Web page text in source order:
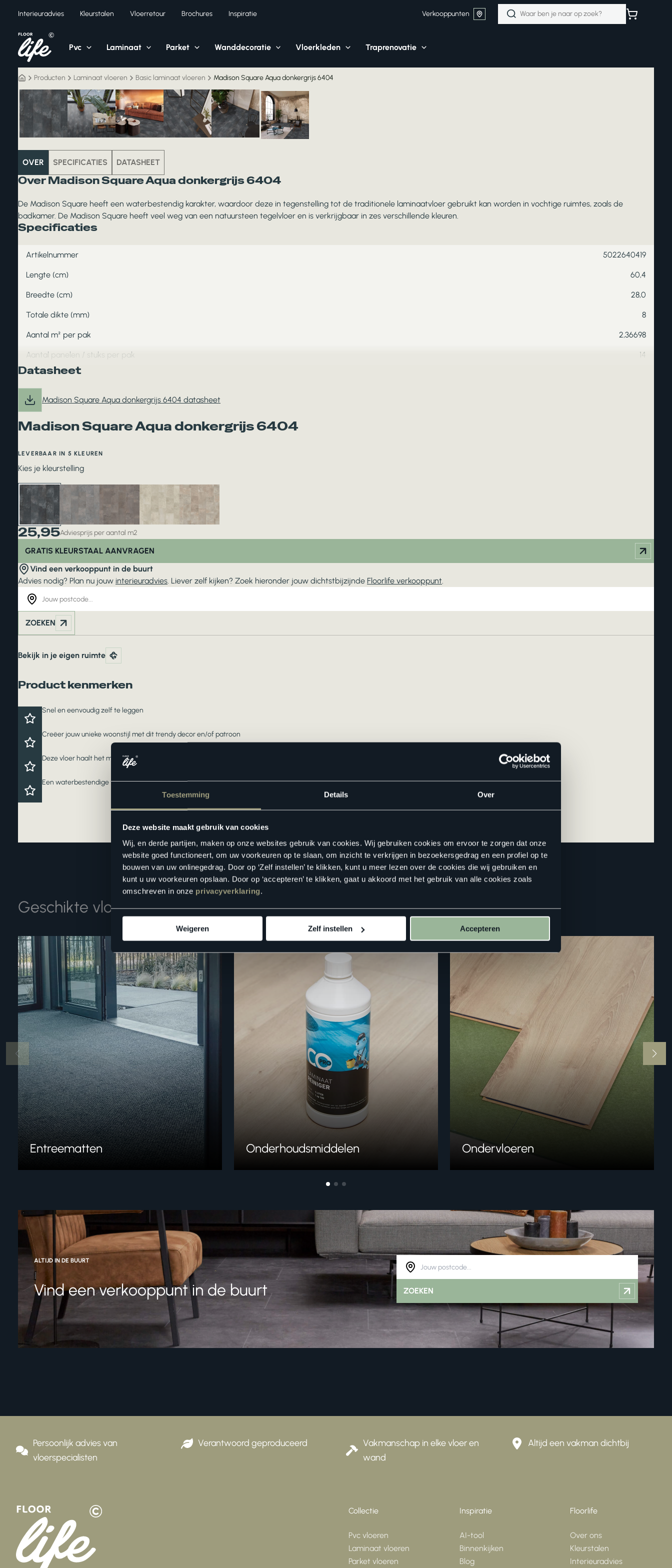
Toestemming Details Over
Deze website maakt gebruik van cookies
Wij, en derde partijen, maken op onze websites gebruik van cookies. Wij gebruiken cookies om ervoor te zorgen dat onze
website goed functioneert, om uw voorkeuren op te slaan, om inzicht te verkrijgen in bezoekersgedrag en een profiel op te
bouwen van uw onlinegedrag. Door op ‘Zelf instellen’ te klikken, kunt u meer lezen over de cookies die wij gebruiken en
kunt u uw voorkeuren opslaan. Door op ‘accepteren’ te klikken, gaat u akkoord met het gebruik van alle cookies zoals
omschreven in onze privacyverklaring.
Weigeren Zelf instellen Accepteren
inhoud
Interieuradvies Kleurstalen Vloerretour Brochures Inspiratie Verkooppunten
Zoeken
naar:
Pvc Laminaat Parket Wanddecoratie Vloerkleden Traprenovatie
Producten Laminaat vloeren Basic laminaat vloeren Madison Square Aqua donkergrijs 6404
laminaat
OVER SPECIFICATIES DATASHEET
Over Madison Square Aqua donkergrijs 6404
De Madison Square heeft een waterbestendig karakter, waardoor deze in tegenstelling tot de traditionele laminaatvloer gebruikt kan worden in vochtige ruimtes, zoals de
badkamer. De Madison Square heeft veel weg van een natuursteen tegelvloer en is verkrijgbaar in zes verschillende kleuren.
Specificaties
Artikelnummer 5022640419
Lengte (cm) 60,4
Breedte (cm) 28,0
Totale dikte (mm) 8
Aantal m² per pak 2,36698
Aantal panelen / stuks per pak 14
Datasheet
Madison Square Aqua donkergrijs 6404 datasheet
Madison Square Aqua donkergrijs 6404
LEVERBAAR IN 5 KLEUREN
Kies je kleurstelling
25,95Adviesprijs per aantal m2
GRATIS KLEURSTAAL AANVRAGEN
Vind een verkooppunt in de buurt
Advies nodig? Plan nu jouw interieuradvies. Liever zelf kijken? Zoek hieronder jouw dichtstbijzijnde Floorlife verkooppunt.
ZOEKEN
Bekijk in je eigen ruimte
Product kenmerken
Snel en eenvoudig zelf te leggen
Creëer jouw unieke woonstijl met dit trendy decor en/of patroon
Deze vloer haalt het maximale uit jouw vloerverwarming en -koeling
Een waterbestendige vloer voor zorgeloos wooncomfort
Geschikte vloertoebehoren
Entreematten Onderhoudsmiddelen Ondervloeren
ALTIJD IN DE BUURT
Vind een verkooppunt in de buurt ZOEKEN
Persoonlijk advies van
vloerspecialisten
Verantwoord geproduceerd
Vakmanschap in elke vloer en
wand
Altijd een vakman dichtbij
Collectie
Pvc vloeren
Laminaat vloeren
Parket vloeren
Inspiratie
AI-tool
Binnenkijken
Blog
Floorlife
Over ons
Kleurstalen
Interieuradvies